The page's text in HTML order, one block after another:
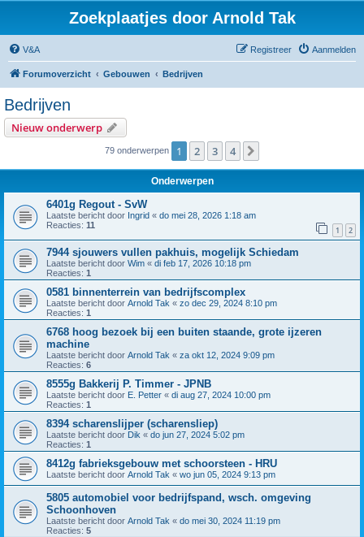
Zoekplaatjes door Arnold Tak
V&A Aanmelden
Registreer
Forumoverzicht Gebouwen Bedrijven
Bedrijven
Nieuw onderwerp
79 onderwerpen 1 2 3 4
Onderwerpen
6401g Regout - SvW
Laatste bericht door Ingrid « do mei 28, 2026 1:18 am
Reacties: 11 1 2
7944 sjouwers vullen pakhuis, mogelijk Schiedam
Laatste bericht door Wim « di feb 17, 2026 10:18 pm
Reacties: 1
0581 binnenterrein van bedrijfscomplex
Laatste bericht door Arnold Tak « zo dec 29, 2024 8:10 pm
Reacties: 1
6768 hoog bezoek bij een buiten staande, grote ijzeren
machine
Laatste bericht door Arnold Tak « za okt 12, 2024 9:09 pm
Reacties: 6
8555g Bakkerij P. Timmer - JPNB
Laatste bericht door E. Petter « di aug 27, 2024 10:00 pm
Reacties: 1
8394 scharenslijper (scharensliep)
Laatste bericht door Dik « do jun 27, 2024 5:02 pm
Reacties: 1
8412g fabrieksgebouw met schoorsteen - HRU
Laatste bericht door Arnold Tak « wo jun 05, 2024 9:13 pm
5805 automobiel voor bedrijfspand, wsch. omgeving
Schoonhoven
Laatste bericht door Arnold Tak « do mei 30, 2024 11:19 pm
Reacties: 5